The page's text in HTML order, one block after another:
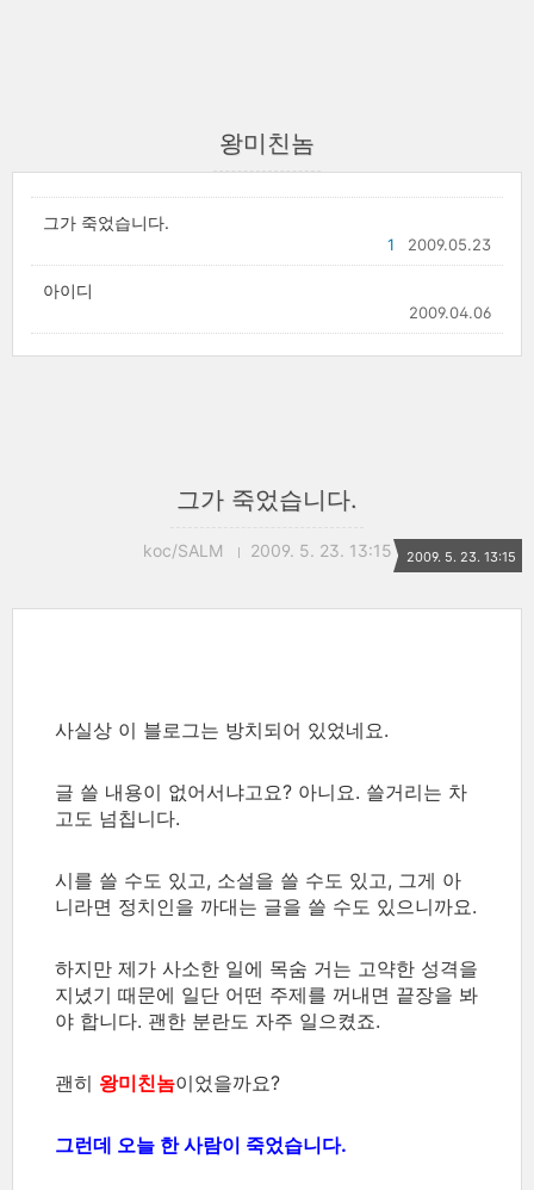
왕미친놈
그가 죽었습니다.
2009.05.23
1
아이디
2009.04.06
그가 죽었습니다.
koc/SALM 2009. 5. 23. 13:15 2009. 5. 23. 13:15
사실상 이 블로그는 방치되어 있었네요.
글 쓸 내용이 없어서냐고요? 아니요. 쓸거리는 차
고도 넘칩니다.
시를 쓸 수도 있고, 소설을 쓸 수도 있고, 그게 아
니라면 정치인을 까대는 글을 쓸 수도 있으니까요.
하지만 제가 사소한 일에 목숨 거는 고약한 성격을
지녔기 때문에 일단 어떤 주제를 꺼내면 끝장을 봐
야 합니다. 괜한 분란도 자주 일으켰죠.
괜히 왕미친놈이었을까요?
그런데 오늘 한 사람이 죽었습니다.